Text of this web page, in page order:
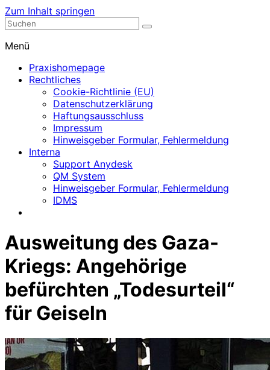
Zum Inhalt springen
Nephrologische Praxis mit Dialyse
Menü
Praxishomepage
Rechtliches
Cookie-Richtlinie (EU)
Datenschutzerklärung
Haftungsausschluss
Impressum
Hinweisgeber Formular, Fehlermeldung
Interna
Support Anydesk
QM System
Hinweisgeber Formular, Fehlermeldung
IDMS
Ausweitung des Gaza-
Kriegs: Angehörige
befürchten „Todesurteil“
für Geiseln